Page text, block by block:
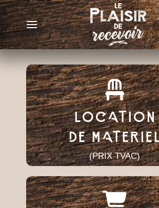
LOCATION
DE
(PRIX TVAC)